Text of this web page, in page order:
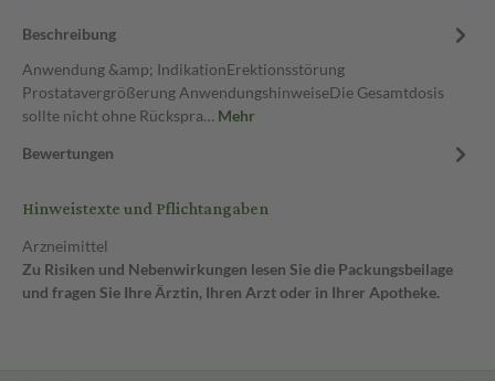
Beschreibung
Anwendung &amp; IndikationErektionsstörung
Prostatavergrößerung AnwendungshinweiseDie Gesamtdosis
sollte nicht ohne Rückspra… Mehr
Bewertungen
Hinweistexte und Pflichtangaben
Arzneimittel
Zu Risiken und Nebenwirkungen lesen Sie die Packungsbeilage
und fragen Sie Ihre Ärztin, Ihren Arzt oder in Ihrer Apotheke.